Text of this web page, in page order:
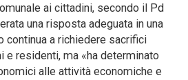
ai cittadini, secondo il Pd
una risposta adeguata in una
continua a richiedere sacrifici
e residenti, ma «ha determinato
alle attività economiche e